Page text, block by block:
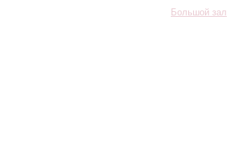
Большой зал